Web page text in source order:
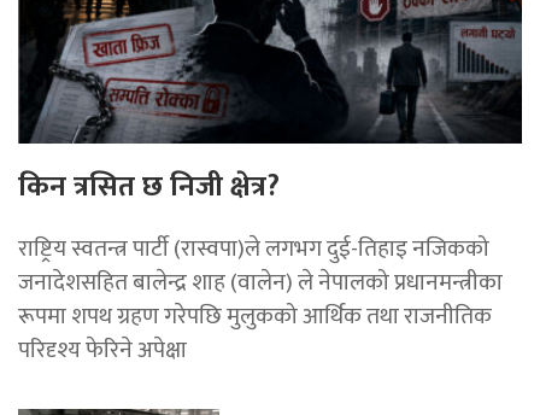
किन त्रसित छ निजी क्षेत्र?
राष्ट्रिय स्वतन्त्र पार्टी (रास्वपा)ले लगभग दुई-तिहाइ नजिकको
जनादेशसहित बालेन्द्र शाह (वालेन) ले नेपालको प्रधानमन्त्रीका
रूपमा शपथ ग्रहण गरेपछि मुलुकको आर्थिक तथा राजनीतिक
परिदृश्य फेरिने अपेक्षा